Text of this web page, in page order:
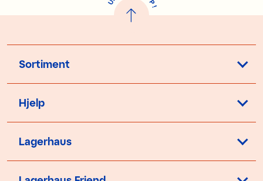
U P
!
Sortiment
Hjelp
Lagerhaus